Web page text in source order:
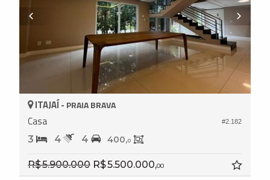
#2.182
ITAJAÍ - PRAIA BRAVA
Casa
3 4 4 400,0
R$ 5.900.000 R$ 5.500.000,00